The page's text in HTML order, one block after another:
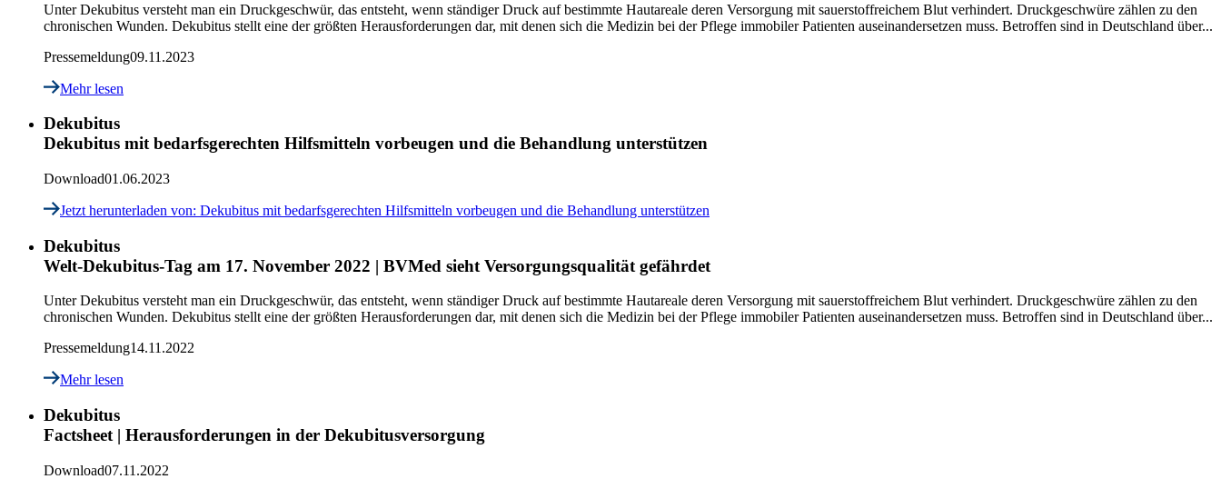
Unter Dekubitus versteht man ein Druckgeschwür, das entsteht, wenn ständiger Druck auf bestimmte Hautareale deren Versorgung mit sauerstoffreichem Blut verhindert. Druckgeschwüre zählen zu den
chronischen Wunden. Dekubitus stellt eine der größten Herausforderungen dar, mit denen sich die Medizin bei der Pflege immobiler Patienten auseinandersetzen muss. Betroffen sind in Deutschland über...
Pressemeldung09.11.2023
Mehr lesen
Dekubitus
Dekubitus mit bedarfsgerechten Hilfsmitteln vorbeugen und die Behandlung unterstützen
Download01.06.2023
Jetzt herunterladen von: Dekubitus mit bedarfsgerechten Hilfsmitteln vorbeugen und die Behandlung unterstützen
Dekubitus
Welt-Dekubitus-Tag am 17. November 2022 | BVMed sieht Versorgungsqualität gefährdet
Unter Dekubitus versteht man ein Druckgeschwür, das entsteht, wenn ständiger Druck auf bestimmte Hautareale deren Versorgung mit sauerstoffreichem Blut verhindert. Druckgeschwüre zählen zu den
chronischen Wunden. Dekubitus stellt eine der größten Herausforderungen dar, mit denen sich die Medizin bei der Pflege immobiler Patienten auseinandersetzen muss. Betroffen sind in Deutschland über...
Pressemeldung14.11.2022
Mehr lesen
Dekubitus
Factsheet | Herausforderungen in der Dekubitusversorgung
Download07.11.2022